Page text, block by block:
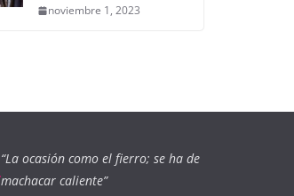
noviembre 1, 2023
“La ocasión como el fierro; se ha de
machacar caliente”